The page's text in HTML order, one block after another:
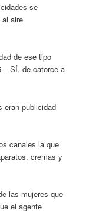
se
aire
de ese tipo
– SÍ, de catorce a
eran publicidad
canales la que
cremas y
las mujeres que
el agente